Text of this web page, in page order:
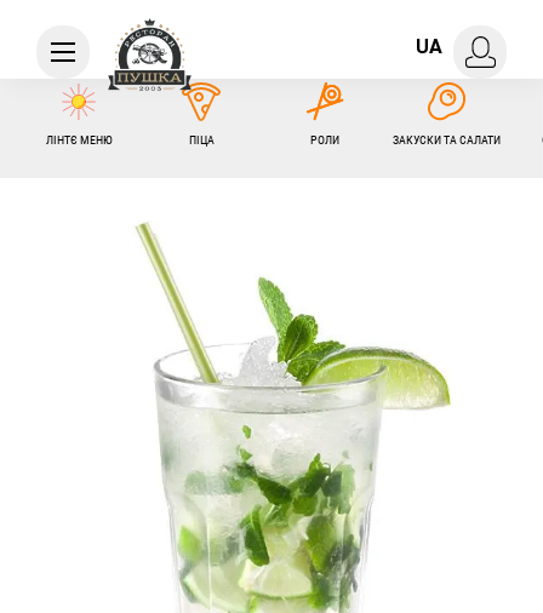
UA
ЛІНТЄ МЕНЮ ПІЦА РОЛИ ЗАКУСКИ ТА САЛАТИ